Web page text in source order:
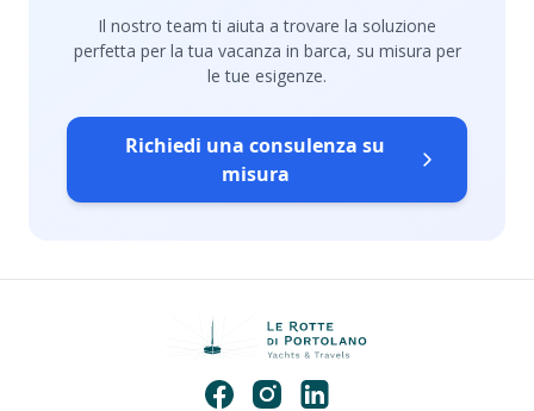
Il nostro team ti aiuta a trovare la soluzione
perfetta per la tua vacanza in barca, su misura per
le tue esigenze.
Richiedi una consulenza su
misura